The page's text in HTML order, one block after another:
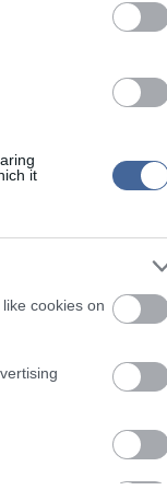
it
cookies on